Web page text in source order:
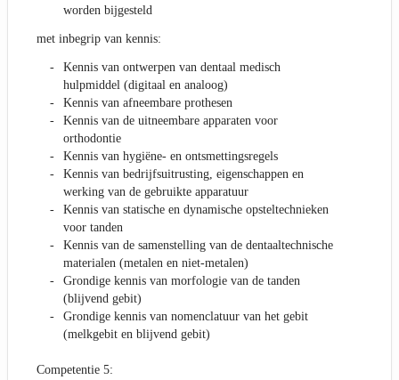
worden bijgesteld
met inbegrip van kennis:
Kennis van ontwerpen van dentaal medisch
hulpmiddel (digitaal en analoog)
Kennis van afneembare prothesen
Kennis van de uitneembare apparaten voor
orthodontie
Kennis van hygiëne- en ontsmettingsregels
Kennis van bedrijfsuitrusting, eigenschappen en
werking van de gebruikte apparatuur
Kennis van statische en dynamische opsteltechnieken
voor tanden
Kennis van de samenstelling van de dentaaltechnische
materialen (metalen en niet-metalen)
Grondige kennis van morfologie van de tanden
(blijvend gebit)
Grondige kennis van nomenclatuur van het gebit
(melkgebit en blijvend gebit)
Competentie 5: